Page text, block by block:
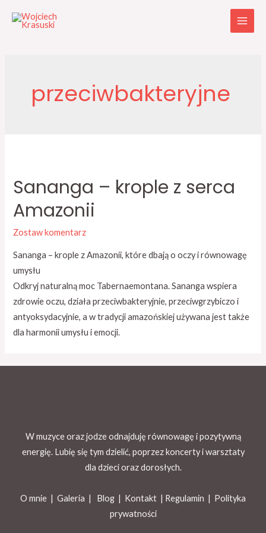
przeciwbakteryjne
Sananga – krople z serca
Amazonii
Zostaw komentarz
Sananga – krople z Amazonii, które dbają o oczy i równowagę
umysłu
Odkryj naturalną moc Tabernaemontana. Sananga wspiera
zdrowie oczu, działa przeciwbakteryjnie, przeciwgrzybiczo i
antyoksydacyjnie, a w tradycji amazońskiej używana jest także
dla harmonii umysłu i emocji.
W muzyce oraz jodze odnajduję równowagę i pozytywną
energię. Lubię się tym dzielić, poprzez koncerty i warsztaty
dla dzieci oraz dorosłych.
O mnie | Galeria | Blog | Kontakt | Regulamin | Polityka
prywatności